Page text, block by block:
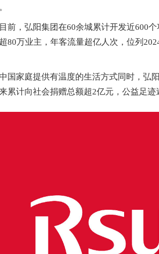
前，弘阳集团在60余城累计开发近600
80万业主，年客流量超亿人次，位列
国家庭提供有温度的生活方式同时，弘
累计向社会捐赠总额超2亿元，公益足迹